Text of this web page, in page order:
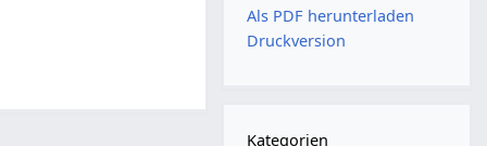
Als PDF herunterladen
Druckversion
Kategorien